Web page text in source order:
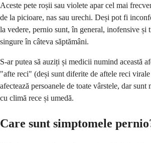
Aceste pete roșii sau violete apar cel mai
de la picioare, nas sau urechi. Deși pot fi
la vedere, pernio sunt, în general, inofensive și
singure în câteva săptămâni.
S-ar putea să auziți și medicii numind această
"afte reci" (deși sunt diferite de aftele reci
afectează persoanele de toate vârstele, dar
cu climă rece și umedă.
Care sunt simptomele